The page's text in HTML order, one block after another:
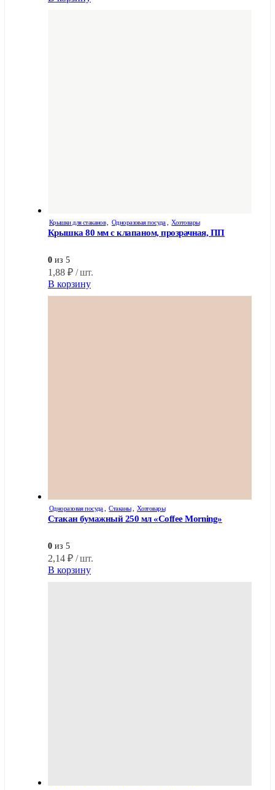
Крышки для стаканов Одноразовая посуда Хозтовары
Крышка 80 мм с клапаном, прозрачная, ПП
0 из 5
1,88 ₽ / шт.
В корзину
Одноразовая посуда Стаканы Хозтовары
Стакан бумажный 250 мл «Coffee Morning»
0 из 5
2,14 ₽ / шт.
В корзину